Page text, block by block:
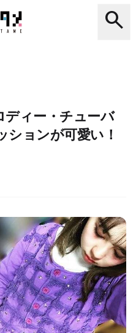
search
ィー・チューバ
ションが可愛い！